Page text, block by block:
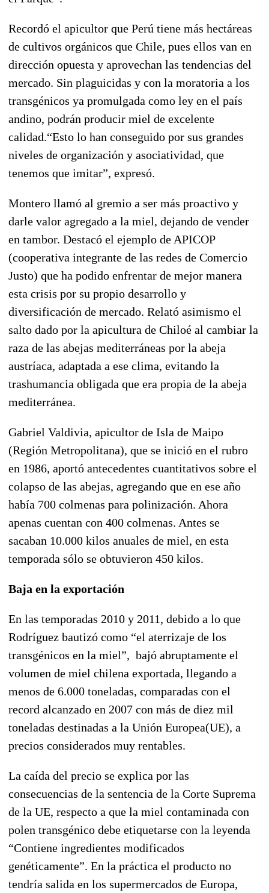
Recordó el apicultor que Perú tiene más hectáreas
de cultivos orgánicos que Chile, pues ellos van en
dirección opuesta y aprovechan las tendencias del
mercado. Sin plaguicidas y con la moratoria a los
transgénicos ya promulgada como ley en el país
andino, podrán producir miel de excelente
calidad.“Esto lo han conseguido por sus grandes
niveles de organización y asociatividad, que
tenemos que imitar”, expresó.
Montero llamó al gremio a ser más proactivo y
darle valor agregado a la miel, dejando de vender
en tambor. Destacó el ejemplo de APICOP
(cooperativa integrante de las redes de Comercio
Justo) que ha podido enfrentar de mejor manera
esta crisis por su propio desarrollo y
diversificación de mercado. Relató asimismo el
salto dado por la apicultura de Chiloé al cambiar la
raza de las abejas mediterráneas por la abeja
austríaca, adaptada a ese clima, evitando la
trashumancia obligada que era propia de la abeja
mediterránea.
Gabriel Valdivia, apicultor de Isla de Maipo
(Región Metropolitana), que se inició en el rubro
en 1986, aportó antecedentes cuantitativos sobre el
colapso de las abejas, agregando que en ese año
había 700 colmenas para polinización. Ahora
apenas cuentan con 400 colmenas. Antes se
sacaban 10.000 kilos anuales de miel, en esta
temporada sólo se obtuvieron 450 kilos.
Baja en la exportación
En las temporadas 2010 y 2011, debido a lo que
Rodríguez bautizó como “el aterrizaje de los
transgénicos en la miel”, bajó abruptamente el
volumen de miel chilena exportada, llegando a
menos de 6.000 toneladas, comparadas con el
record alcanzado en 2007 con más de diez mil
toneladas destinadas a la Unión Europea(UE), a
precios considerados muy rentables.
La caída del precio se explica por las
consecuencias de la sentencia de la Corte Suprema
de la UE, respecto a que la miel contaminada con
polen transgénico debe etiquetarse con la leyenda
“Contiene ingredientes modificados
genéticamente”. En la práctica el producto no
tendría salida en los supermercados de Europa,